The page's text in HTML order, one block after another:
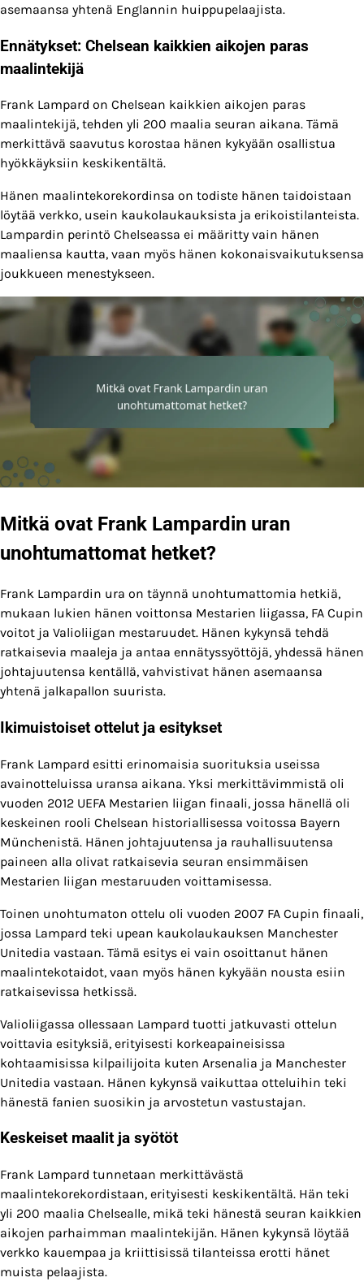
asemaansa yhtenä Englannin huippupelaajista.
Ennätykset: Chelsean kaikkien aikojen paras
maalintekijä
Frank Lampard on Chelsean kaikkien aikojen paras
maalintekijä, tehden yli 200 maalia seuran aikana. Tämä
merkittävä saavutus korostaa hänen kykyään osallistua
hyökkäyksiin keskikentältä.
Hänen maalintekorekordinsa on todiste hänen taidoistaan
löytää verkko, usein kaukolaukauksista ja erikoistilanteista.
Lampardin perintö Chelseassa ei määritty vain hänen
maaliensa kautta, vaan myös hänen kokonaisvaikutuksensa
joukkueen menestykseen.
Mitkä ovat Frank Lampardin uran
unohtumattomat hetket?
Frank Lampardin ura on täynnä unohtumattomia hetkiä,
mukaan lukien hänen voittonsa Mestarien liigassa, FA Cupin
voitot ja Valioliigan mestaruudet. Hänen kykynsä tehdä
ratkaisevia maaleja ja antaa ennätyssyöttöjä, yhdessä hänen
johtajuutensa kentällä, vahvistivat hänen asemaansa
yhtenä jalkapallon suurista.
Ikimuistoiset ottelut ja esitykset
Frank Lampard esitti erinomaisia suorituksia useissa
avainotteluissa uransa aikana. Yksi merkittävimmistä oli
vuoden 2012 UEFA Mestarien liigan finaali, jossa hänellä oli
keskeinen rooli Chelsean historiallisessa voitossa Bayern
Münchenistä. Hänen johtajuutensa ja rauhallisuutensa
paineen alla olivat ratkaisevia seuran ensimmäisen
Mestarien liigan mestaruuden voittamisessa.
Toinen unohtumaton ottelu oli vuoden 2007 FA Cupin finaali,
jossa Lampard teki upean kaukolaukauksen Manchester
Unitedia vastaan. Tämä esitys ei vain osoittanut hänen
maalintekotaidot, vaan myös hänen kykyään nousta esiin
ratkaisevissa hetkissä.
Valioliigassa ollessaan Lampard tuotti jatkuvasti ottelun
voittavia esityksiä, erityisesti korkeapaineisissa
kohtaamisissa kilpailijoita kuten Arsenalia ja Manchester
Unitedia vastaan. Hänen kykynsä vaikuttaa otteluihin teki
hänestä fanien suosikin ja arvostetun vastustajan.
Keskeiset maalit ja syötöt
Frank Lampard tunnetaan merkittävästä
maalintekorekordistaan, erityisesti keskikentältä. Hän teki
yli 200 maalia Chelsealle, mikä teki hänestä seuran kaikkien
aikojen parhaimman maalintekijän. Hänen kykynsä löytää
verkko kauempaa ja kriittisissä tilanteissa erotti hänet
muista pelaajista.